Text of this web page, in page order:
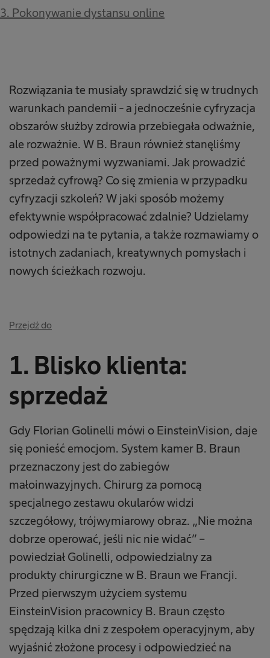
3. Pokonywanie dystansu online
Rozwiązania te musiały sprawdzić się w trudnych
warunkach pandemii - a jednocześnie cyfryzacja
obszarów służby zdrowia przebiegała odważnie,
ale rozważnie. W B. Braun również stanęliśmy
przed poważnymi wyzwaniami. Jak prowadzić
sprzedaż cyfrową? Co się zmienia w przypadku
cyfryzacji szkoleń? W jaki sposób możemy
efektywnie współpracować zdalnie? Udzielamy
odpowiedzi na te pytania, a także rozmawiamy o
istotnych zadaniach, kreatywnych pomysłach i
nowych ścieżkach rozwoju.
Przejdź do
1. Blisko klienta:
sprzedaż
Gdy Florian Golinelli mówi o EinsteinVision, daje
się ponieść emocjom. System kamer B. Braun
przeznaczony jest do zabiegów
małoinwazyjnych. Chirurg za pomocą
specjalnego zestawu okularów widzi
szczegółowy, trójwymiarowy obraz. „Nie można
dobrze operować, jeśli nic nie widać” –
powiedział Golinelli, odpowiedzialny za
produkty chirurgiczne w B. Braun we Francji.
Przed pierwszym użyciem systemu
EinsteinVision pracownicy B. Braun często
spędzają kilka dni z zespołem operacyjnym, aby
wyjaśnić złożone procesy i odpowiedzieć na